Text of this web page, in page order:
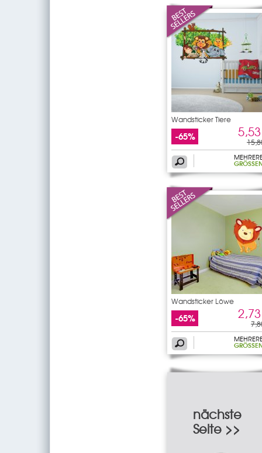
Wandsticker Tiere
-65%
GRÖSSEN
Wandsticker Löwe
-65%
GRÖSSEN
nächste
Seite >>